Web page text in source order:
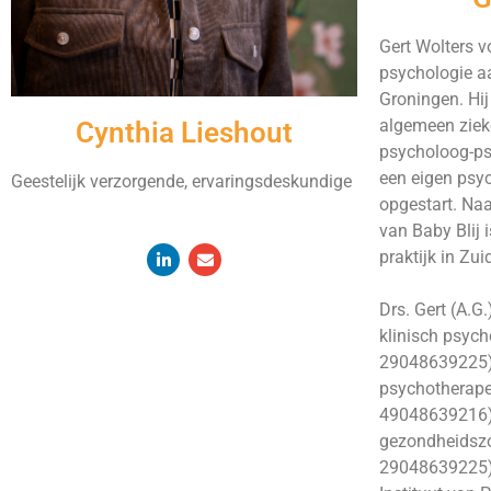
Cynthia Lieshout
Geestelijk verzorgende, ervaringsdeskundige
Gert Wolters
psychologie
Groningen.
algemeen
psycholoog-
een eigen
opgestart.
van Baby Blij
praktijk in
Drs. Gert
klinisch